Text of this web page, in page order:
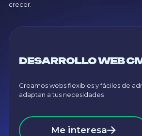
crecer.
DESARROLLO WEB
Creamos webs flexibles y fáciles de
adaptan a tus necesidades
Me interesa